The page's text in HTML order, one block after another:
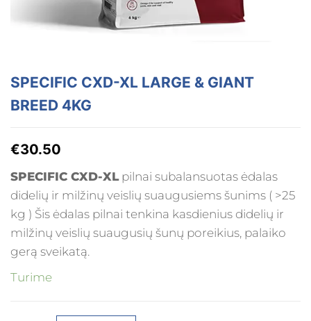
SPECIFIC CXD-XL LARGE & GIANT
BREED 4KG
€30.50
SPECIFIC CXD-XLpilnai subalansuotas ėdalas
didelių ir milžinų veislių suaugusiems šunims ( >25
kg ) Šis ėdalas pilnai tenkina kasdienius didelių ir
milžinų veislių suaugusių šunų poreikius, palaiko
gerą sveikatą.
Turime